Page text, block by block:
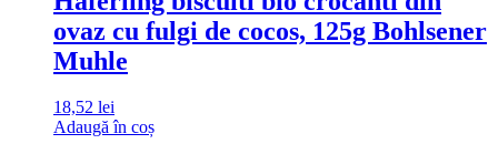
ovaz cu fulgi de cocos, 125g Bohlsener
Muhle
18,52 lei
Adaugă în coș